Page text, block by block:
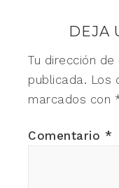
DEJA
Tu dirección
publicada. Los
marcados con
Comentario *